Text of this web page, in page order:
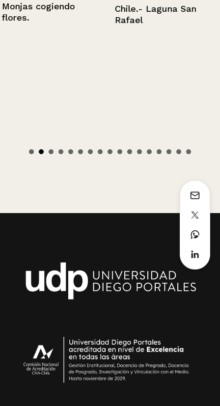
Monjas cogiendo
flores.
Chile.- Laguna San
Rafael